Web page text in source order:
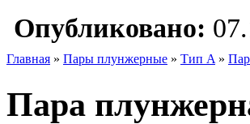
Опубликовано:
Главная » Пары плунжерные » Тип A »
Пара